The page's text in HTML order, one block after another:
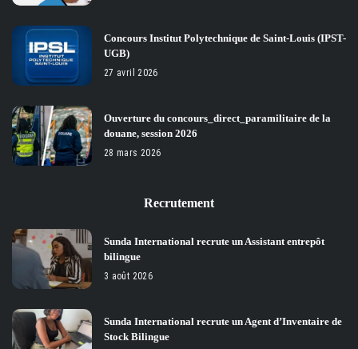
Concours Institut Polytechnique de Saint-Louis (IPST-
UGB)
27 avril 2026
Ouverture du concours_direct_paramilitaire de la
douane, session 2026
28 mars 2026
Recrutement
Sunda International recrute un Assistant entrepôt
bilingue
3 août 2026
Sunda International recrute un Agent d’Inventaire de
Stock Bilingue